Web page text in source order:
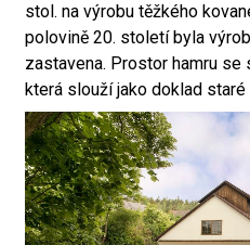
stol. na výrobu těžkého
polovině 20. století byla
zastavena. Prostor hamru
která slouží jako doklad